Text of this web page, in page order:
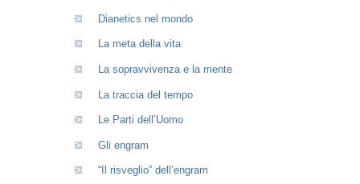
Dianetics nel mondo
La meta della vita
La sopravvivenza e la mente
La traccia del tempo
Le Parti dell’Uomo
Gli engram
“Il risveglio” dell’engram